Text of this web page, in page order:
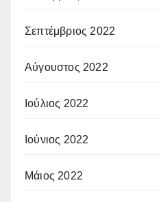
Σεπτέμβριος 2022
Αύγουστος 2022
Ιούλιος 2022
Ιούνιος 2022
Μάιος 2022